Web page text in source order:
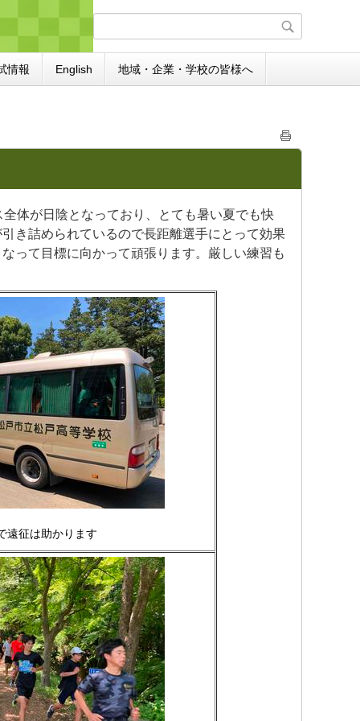
情報 English 地域・企業・学校の皆様へ
体が日陰となっており、とても暑い夏でも快
き詰められているので長距離選手にとって効果
って目標に向かって頑張ります。厳しい練習も
遠征は助かります